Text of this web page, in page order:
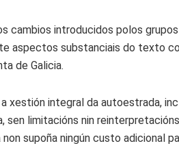
cambios introducidos polos
aspectos substanciais do texto
de Galicia.
xestión integral da autoestrada,
limitacións nin
supoña ningún custo adicional